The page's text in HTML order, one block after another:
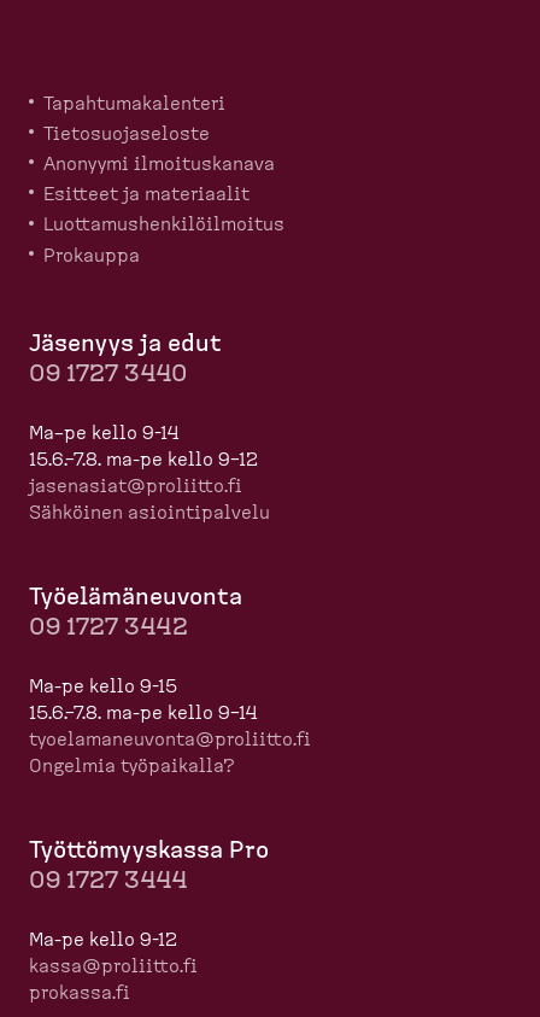
Tapahtu­ma­ka­lenteri
Tietosuo­ja­seloste
Anonyymi ilmoitus­kanava
Esitteet ja materiaalit
Luotta­mus­hen­ki­löil­moitus
Prokauppa
Jäsenyys ja edut
09 1727 3440
Ma–pe kello 9-14
15.6.–7.8. ma-pe kello 9–12
jasenasiat@proliitto.fi
Sähköinen asioin­ti­palvelu
Työelä­mä­neuvonta
09 1727 3442
Ma-pe kello 9-15
15.6.–7.8. ma-pe kello 9–14
tyoela­ma­neuvonta@proliitto.fi
Ongelmia työpaikalla?
Työttö­myyskassa Pro
09 1727 3444
Ma-pe kello 9-12
kassa@proliitto.fi
prokassa.fi